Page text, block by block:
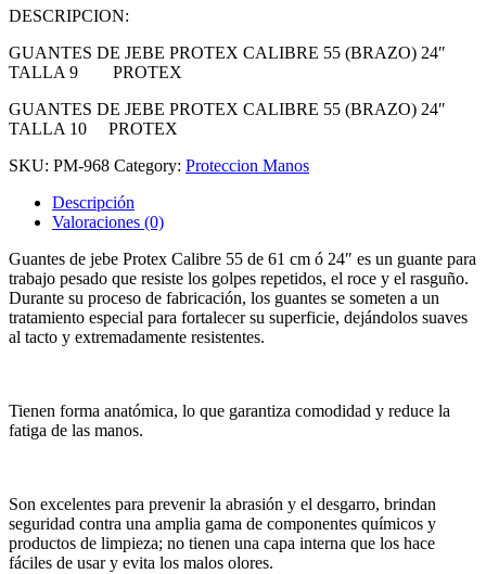
DESCRIPCION:
GUANTES DE JEBE PROTEX CALIBRE 55 (BRAZO) 24″
TALLA 9 PROTEX
GUANTES DE JEBE PROTEX CALIBRE 55 (BRAZO) 24″
TALLA 10 PROTEX
SKU: PM-968 Category: Proteccion Manos
Descripción
Valoraciones (0)
Guantes de jebe Protex Calibre 55 de 61 cm ó 24″ es un guante para
trabajo pesado que resiste los golpes repetidos, el roce y el rasguño.
Durante su proceso de fabricación, los guantes se someten a un
tratamiento especial para fortalecer su superficie, dejándolos suaves
al tacto y extremadamente resistentes.
Tienen forma anatómica, lo que garantiza comodidad y reduce la
fatiga de las manos.
Son excelentes para prevenir la abrasión y el desgarro, brindan
seguridad contra una amplia gama de componentes químicos y
productos de limpieza; no tienen una capa interna que los hace
fáciles de usar y evita los malos olores.